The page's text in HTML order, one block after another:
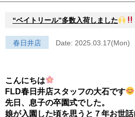
“ベイトリール”多数入荷しました
春日井店 Date: 2025.03.17(Mon)
こんにちは
FLD春日井店スタッフの大石です
先日、息子の卒園式でした。
娘が入園した頃を思うと７年お世